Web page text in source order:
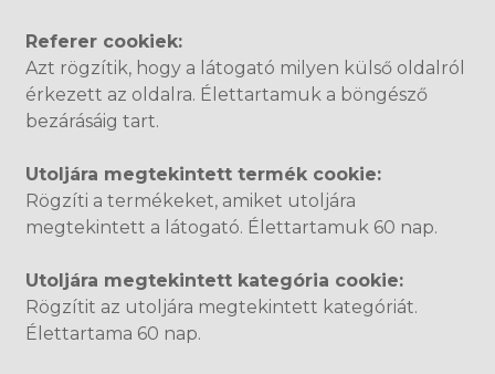
Referer cookiek:
Azt rögzítik, hogy a látogató milyen külső oldalról
érkezett az oldalra. Élettartamuk a böngésző
bezárásáig tart.
Utoljára megtekintett termék cookie:
Rögzíti a termékeket, amiket utoljára
megtekintett a látogató. Élettartamuk 60 nap.
Utoljára megtekintett kategória cookie:
Rögzítit az utoljára megtekintett kategóriát.
Élettartama 60 nap.